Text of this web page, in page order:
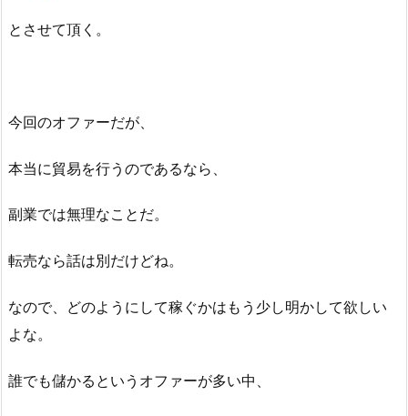
とさせて頂く。
今回のオファーだが、
本当に貿易を行うのであるなら、
副業では無理なことだ。
転売なら話は別だけどね。
なので、どのようにして稼ぐかはもう少し明かして欲しい
よな。
誰でも儲かるというオファーが多い中、